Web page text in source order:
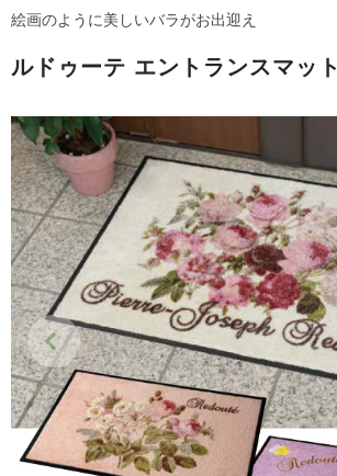
絵画のように美しいバラがお出迎え
ルドゥーテ エントランスマット